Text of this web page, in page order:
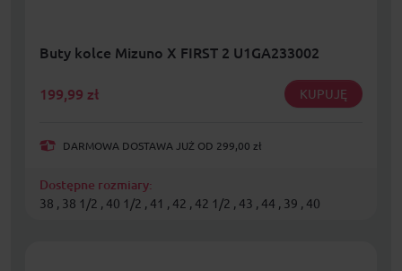
Buty kolce Mizuno X FIRST 2 U1GA233002
199,99 zł KUPUJĘ
DARMOWA DOSTAWA JUŻ OD 299,00 zł
Dostępne rozmiary:
38 , 38 1/2 , 40 1/2 , 41 , 42 , 42 1/2 , 43 , 44 , 39 , 40